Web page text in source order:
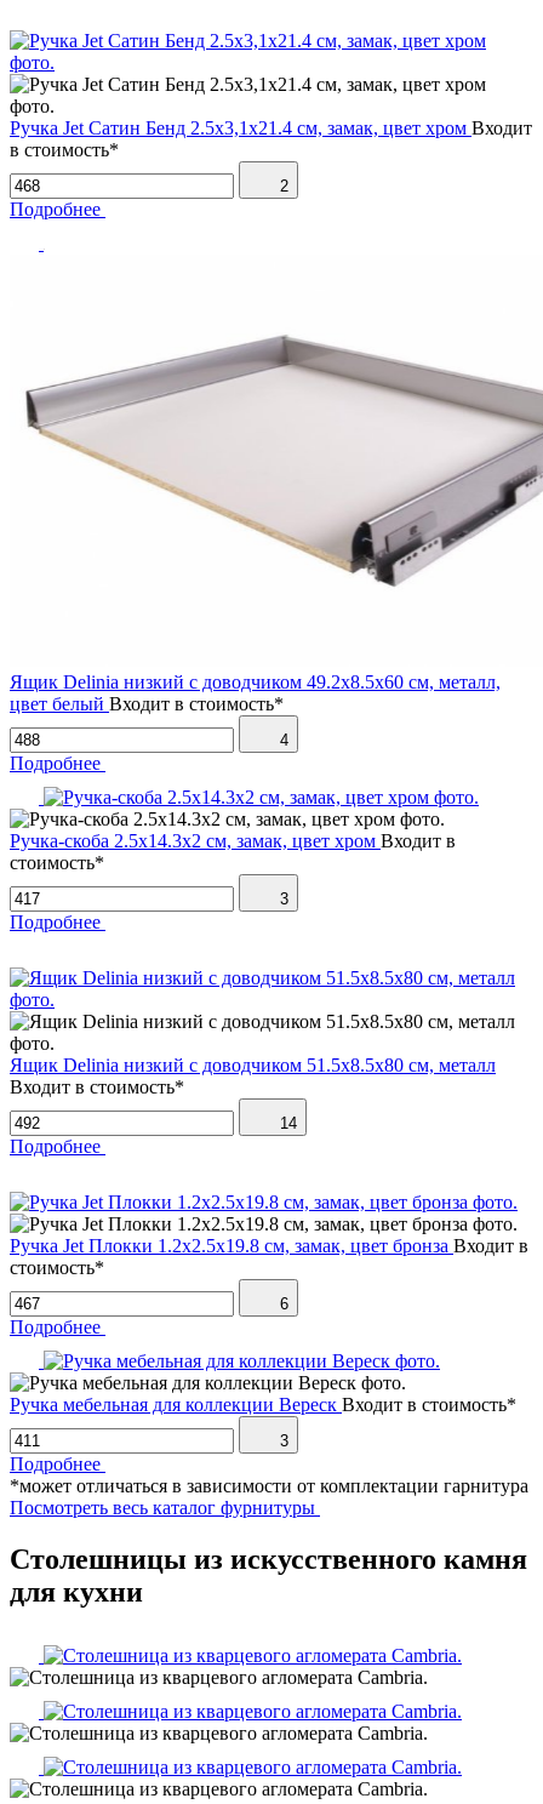
Ручка Jet Сатин Бенд 2.5х3,1х21.4 см, замак, цвет хром Входит
в стоимость*
2
Подробнее
Ящик Delinia низкий с доводчиком 49.2х8.5х60 см, металл,
цвет белый Входит в стоимость*
4
Подробнее
Ручка-скоба 2.5х14.3х2 см, замак, цвет хром Входит в
стоимость*
3
Подробнее
Ящик Delinia низкий с доводчиком 51.5х8.5х80 см, металл
Входит в стоимость*
14
Подробнее
Ручка Jet Плокки 1.2х2.5х19.8 см, замак, цвет бронза Входит в
стоимость*
6
Подробнее
Ручка мебельная для коллекции Вереск Входит в стоимость*
3
Подробнее
*может отличаться в зависимости от комплектации гарнитура
Посмотреть весь каталог фурнитуры
Столешницы из искусственного камня
для кухни